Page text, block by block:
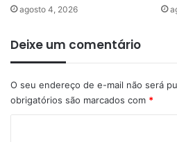
agosto 4, 2026
Deixe um comentário
O seu endereço de e-mail não será
obrigatórios são marcados com *